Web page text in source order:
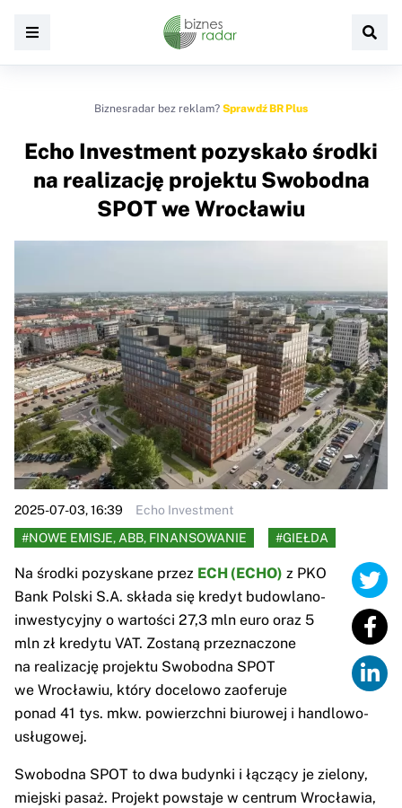
Biznesradar bez reklam? Sprawdź BR Plus
Echo Investment pozyskało środki
na realizację projektu Swobodna
SPOT we Wrocławiu
2025-07-03, 16:39
Echo Investment
#NOWE EMISJE, ABB, FINANSOWANIE
#GIEŁDA
Na środki pozyskane przez ECH (ECHO) z PKO
Bank Polski S.A. składa się kredyt budowlano-
inwestycyjny o wartości 27,3 mln euro oraz 5
mln zł kredytu VAT. Zostaną przeznaczone
na realizację projektu Swobodna SPOT
we Wrocławiu, który docelowo zaoferuje
ponad 41 tys. mkw. powierzchni biurowej i handlowo-
usługowej.
Swobodna SPOT to dwa budynki i łączący je zielony,
miejski pasaż. Projekt powstaje w centrum Wrocławia,